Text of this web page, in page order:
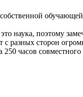
наука, поэтому
с разных сторон
часов